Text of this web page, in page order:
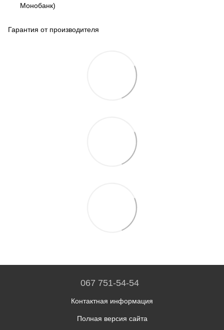
Монобанк)
Гарантия от производителя
067 751-54-54
Контактная информация
Полная версия сайта